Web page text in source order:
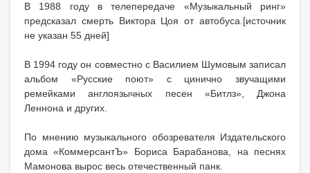
В 1988 году в телепередаче «Музыкальный ринг»
предсказал смерть Виктора Цоя от автобуса.[источник
не указан 55 дней]
В 1994 году он совместно с Василием Шумовым записал
альбом «Русские поют» с цинично звучащими
ремейками англоязычных песен «Битлз», Джона
Леннона и других.
По мнению музыкального обозревателя Издательского
дома «КоммерсантЪ» Бориса Барабанова, на песнях
Мамонова вырос весь отечественный панк.